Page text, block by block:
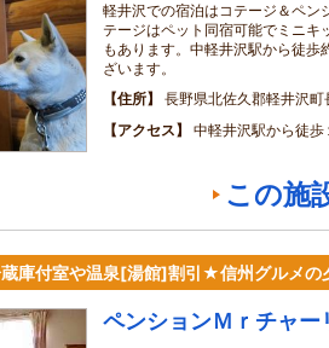
軽井沢での宿泊はコテージ＆ペン
テージはペット同宿可能でミニキ
もあります。中軽井沢駅から徒歩
ざいます。
住所
長野県北佐久郡軽井沢町
アクセス
中軽井沢駅から徒歩
この施
庫付室や温泉[湯館]割引★信州グルメの
ペンションＭｒチャー